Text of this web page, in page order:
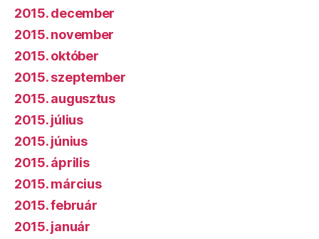
2015. december
2015. november
2015. október
2015. szeptember
2015. augusztus
2015. július
2015. június
2015. április
2015. március
2015. február
2015. január